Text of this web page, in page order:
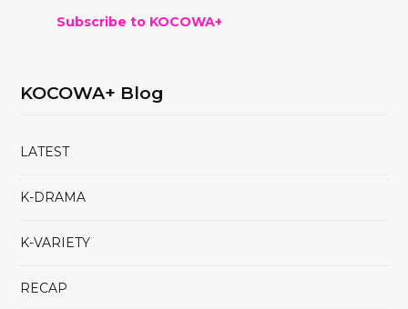
Subscribe to KOCOWA+
KOCOWA+ Blog
LATEST
K-DRAMA
K-VARIETY
RECAP